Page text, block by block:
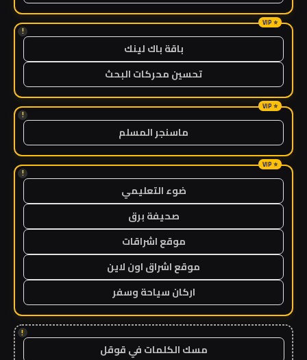
!
باقة باك لينك
تحسين محركات البحث
!
ماسنجر المسلم
!
ضوء التعليمي
صحيفة برق
موقع اشراقات
موقع اشراق اون لاين
اركان سياحة وسفر
!
مسك الكلمات في قوقل